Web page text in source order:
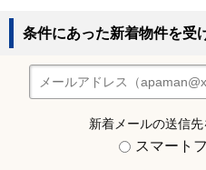
条件にあった新着物件を受
新着メールの送信
スマート